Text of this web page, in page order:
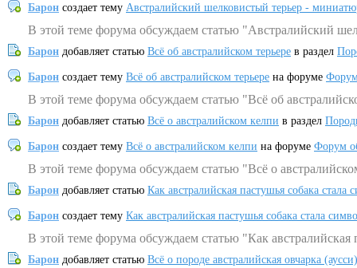
Барон создает тему Австралийский шелковистый терьер -
В этой теме форума обсуждаем статью "Австралийский
Барон добавляет статью Всё об австралийском терьере в раздел
Барон создает тему Всё об австралийском терьере на форуме
В этой теме форума обсуждаем статью "Всё об
Барон добавляет статью Всё о австралийском келпи в раздел
Барон создает тему Всё о австралийском келпи на форуме Форум
В этой теме форума обсуждаем статью "Всё о
Барон добавляет статью Как австралийская пастушья собака
Барон создает тему Как австралийская пастушья собака стала
В этой теме форума обсуждаем статью "Как
Барон добавляет статью Всё о породе австралийская овчарка (аусси)